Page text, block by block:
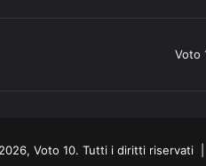
Voto
Voto 10. Tutti i diritti riservati